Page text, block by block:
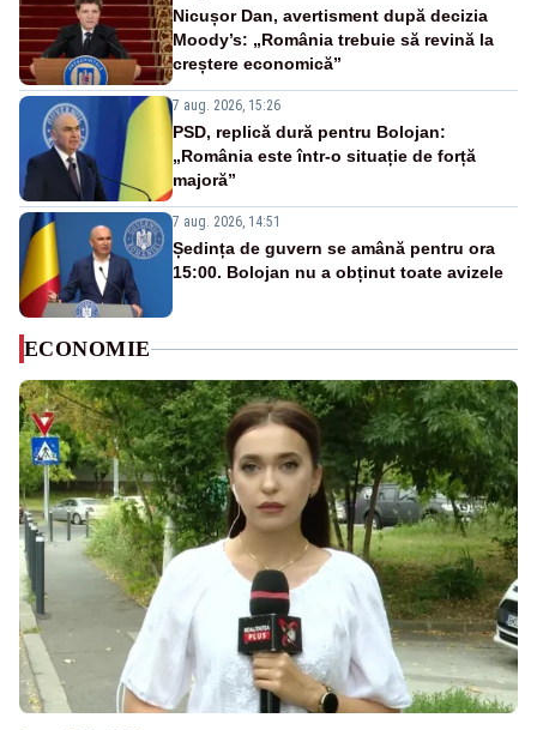
Nicușor Dan, avertisment după decizia
Moody’s: „România trebuie să revină la
creștere economică”
7 aug. 2026, 15:26
PSD, replică dură pentru Bolojan:
„România este într-o situație de forță
majoră”
7 aug. 2026, 14:51
Ședința de guvern se amână pentru ora
15:00. Bolojan nu a obținut toate avizele
ECONOMIE